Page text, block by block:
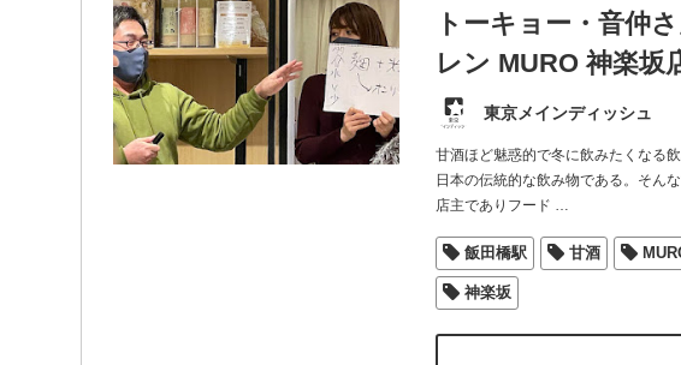
トーキョー・音仲
レン MURO 神楽坂
東京メインディッシュ
甘酒ほど魅惑的で冬に飲みたくなる
日本の伝統的な飲み物である。そん
店主でありフード …
飯田橋駅 甘酒
神楽坂